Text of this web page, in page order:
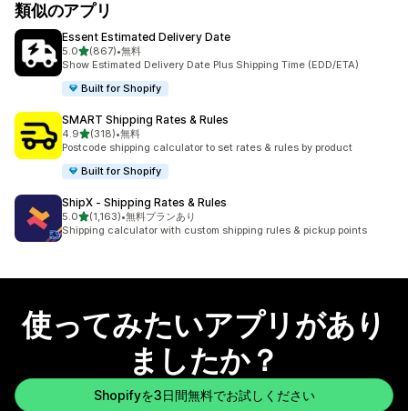
類似のアプリ
Essent Estimated Delivery Date
5.05つ星中
(867)
合計レビュー数：867件
•無料
Show Estimated Delivery Date Plus Shipping Time (EDD/ETA)
Built for Shopify
SMART Shipping Rates & Rules
4.95つ星中
(318)
合計レビュー数：318件
•無料
Postcode shipping calculator to set rates & rules by product
Built for Shopify
ShipX ‑ Shipping Rates & Rules
5.05つ星中
(1,163)
合計レビュー数：1163件
•無料プランあり
Shipping calculator with custom shipping rules & pickup points
使ってみたいアプリがあり
ましたか？
Shopifyを3日間無料でお試しください